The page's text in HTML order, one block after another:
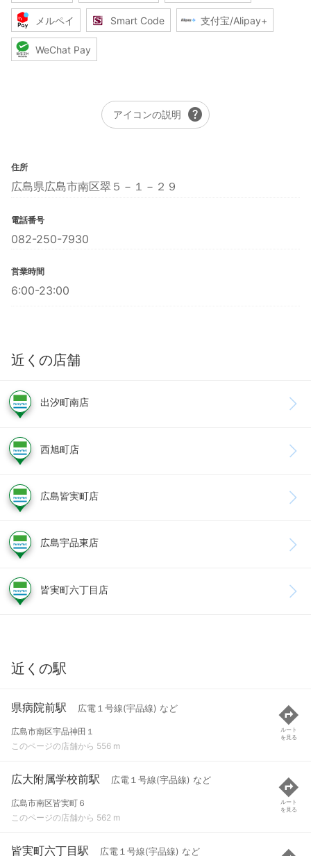
メルペイ Smart Code 支付宝/Alipay+
WeChat Pay
アイコンの説明 help
住所
広島県広島市南区翠５－１－２９
電話番号
082-250-7930
営業時間
6:00-23:00
近くの店舗
出汐町南店
西旭町店
広島皆実町店
広島宇品東店
皆実町六丁目店
近くの駅
県病院前駅 広電１号線(宇品線) など
広島市南区宇品神田１
このページの店舗から 556 m
ルート
を見る
広大附属学校前駅 広電１号線(宇品線) など
広島市南区皆実町６
このページの店舗から 562 m
ルート
を見る
皆実町六丁目駅 広電１号線(宇品線) など